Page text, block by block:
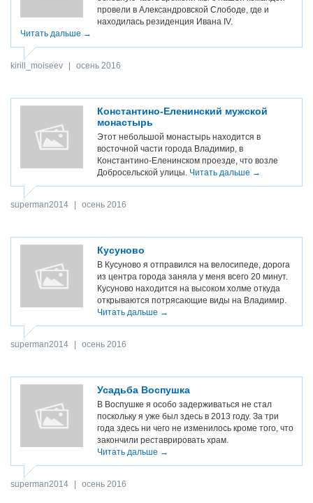
провели в Александровской Слободе, где и
находилась резиденция Ивана IV.
Читать дальше →
kirill_moiseev осень 2016
Константино-Еленинский мужской
монастырь
Этот небольшой монастырь находится в
восточной части города Владимир, в
Константино-Еленинском проезде, что возле
Добросельской улицы. Читать дальше →
superman2014 осень 2016
Кусуново
В Кусуново я отправился на велосипеде, дорога
из центра города заняла у меня всего 20 минут.
Кусуново находится на высоком холме откуда
открываются потрясающие виды на Владимир.
Читать дальше →
superman2014 осень 2016
Усадьба Воспушка
В Воспушке я особо задерживаться не стал
поскольку я уже был здесь в 2013 году. За три
года здесь ни чего не изменилось кроме того, что
закончили реставрировать храм.
Читать дальше →
superman2014 осень 2016